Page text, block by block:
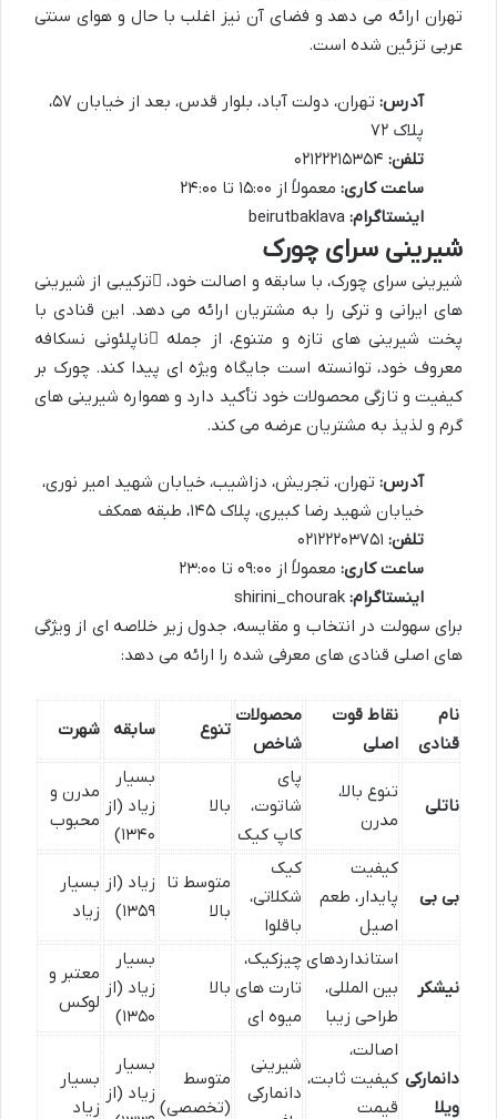
تهران ارائه می دهد و فضای آن نیز اغلب با حال و هوای سنتی
عربی تزئین شده است.
آدرس:
تهران، دولت آباد، بلوار قدس، بعد از خیابان ۵۷،
پلاک ۷۲
تلفن:
ساعت کاری: معمولاً از ۱۵:۰۰ تا ۲۴:۰۰
اینستاگرام:
شیرینی سرای چورک
شیرینی سرای چورک، با سابقه و اصالت خود،
ترکیبی از شیرینی
های ایرانی و ترکی را به مشتریان ارائه می دهد. این قنادی با
پخت شیرینی های تازه و متنوع، از جمله
ناپلئونی نسکافه
معروف خود، توانسته است جایگاه ویژه ای پیدا کند. چورک بر
کیفیت و تازگی محصولات خود تأکید دارد و همواره شیرینی های
گرم و لذیذ به مشتریان عرضه می کند.
آدرس: تهران، تجریش، دزاشیب، خیابان شهید امیر نوری،
خیابان شهید رضا کبیری، پلاک ۱۴۵، طبقه همکف
تلفن:
ساعت کاری: معمولاً از ۰۹:۰۰ تا ۲۳:۰۰
اینستاگرام:
برای سهولت در انتخاب و مقایسه، جدول زیر خلاصه ای از ویژگی
های اصلی قنادی های معرفی شده را ارائه می دهد:
نام
قنادی
نقاط قوت
اصلی
محصولات
شاخص
تنوع سابقه شهرت
ناتلی
تنوع بالا،
مدرن
پای
شاتوت،
کاپ کیک
بالا
بسیار
زیاد (از
۱۳۴۰)
مدرن و
محبوب
بی بی
کیفیت
پایدار، طعم
اصیل
کیک
شکلاتی،
باقلوا
متوسط تا
بالا
زیاد (از
۱۳۵۹)
بسیار
زیاد
نیشکر
استانداردهای
بین المللی،
طراحی زیبا
چیزکیک،
تارت های
میوه ای
بالا
بسیار
زیاد (از
۱۳۵۰)
معتبر و
لوکس
دانمارکی
ویلا
اصالت،
کیفیت ثابت،
قیمت
شیرینی
دانمارکی
متوسط
(تخصصی)
بسیار
زیاد (از
بسیار
زیاد